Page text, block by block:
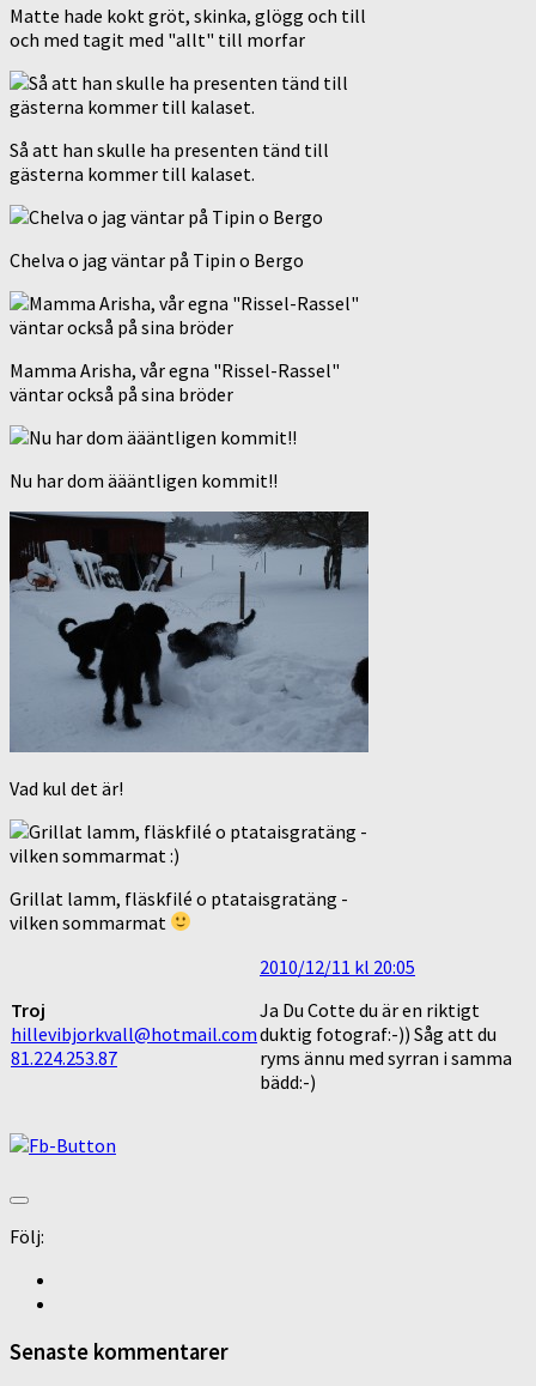
Matte hade kokt gröt, skinka, glögg och till
och med tagit med "allt" till morfar
Så att han skulle ha presenten tänd till
gästerna kommer till kalaset.
Chelva o jag väntar på Tipin o Bergo
Mamma Arisha, vår egna "Rissel-Rassel"
väntar också på sina bröder
Nu har dom äääntligen kommit!!
Vad kul det är!
Grillat lamm, fläskfilé o ptataisgratäng -
vilken sommarmat
Troj
hillevibjorkvall@hotmail.com
81.224.253.87
2010/12/11 kl 20:05
Ja Du Cotte du är en riktigt
duktig fotograf:-)) Såg att du
ryms ännu med syrran i samma
bädd:-)
Följ:
Senaste kommentarer